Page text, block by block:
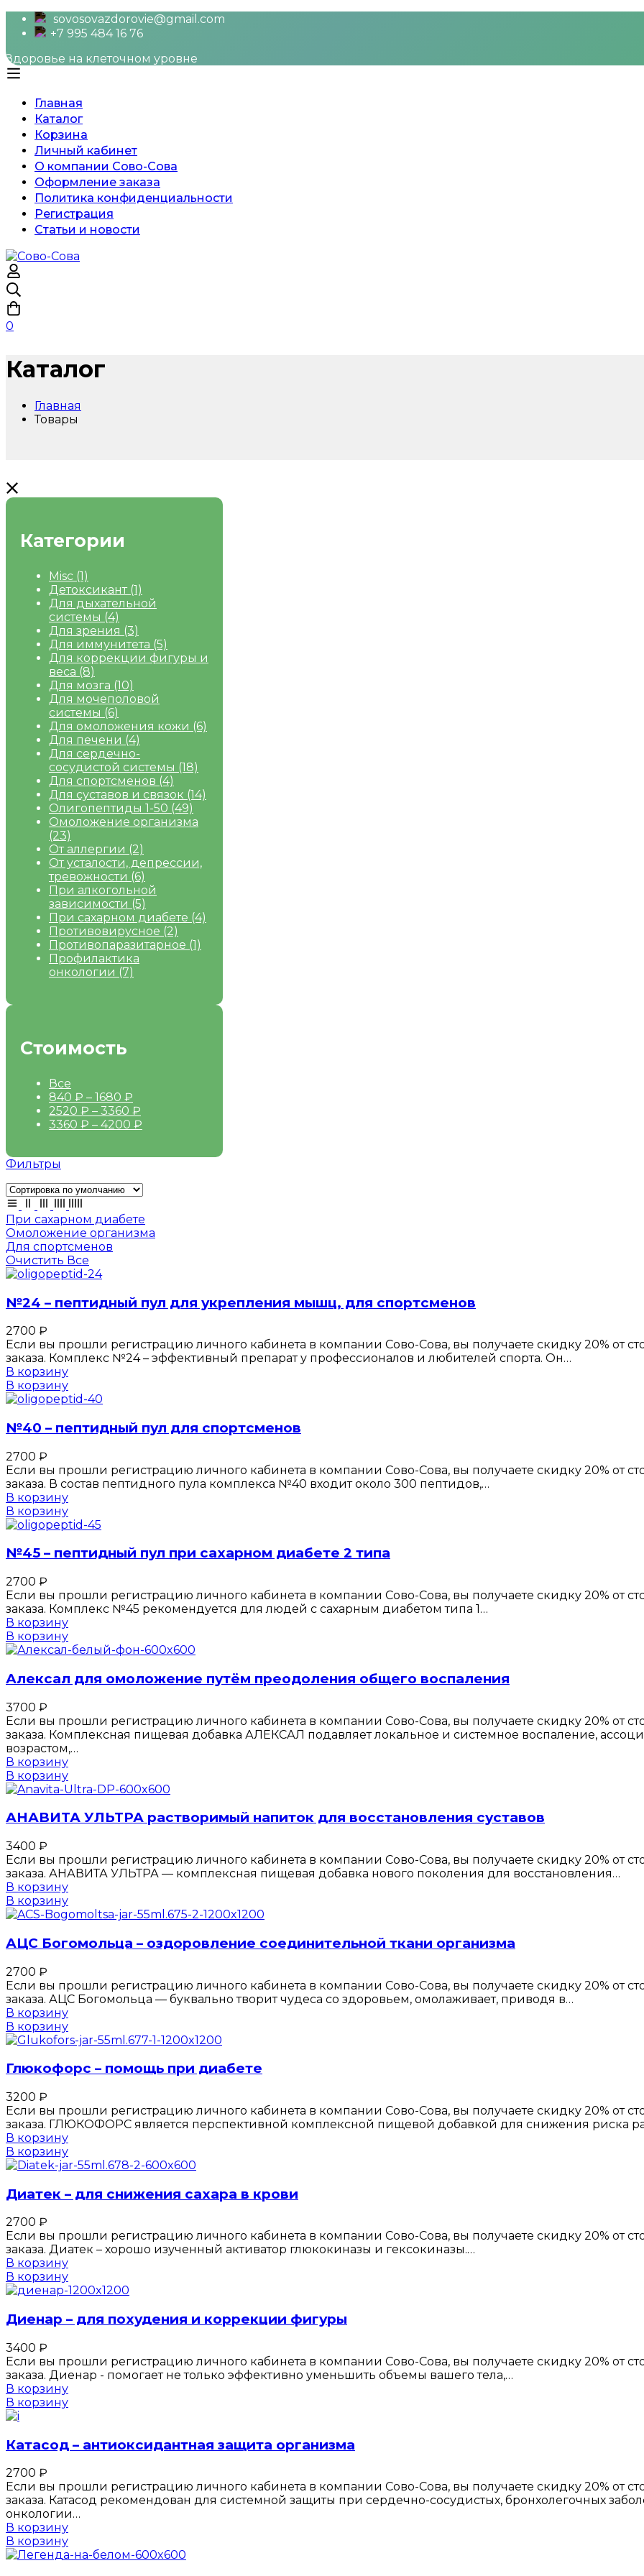
sovosovazdorovie@gmail.com
+7 995 484 16 76
Здоровье на клеточном уровне
Главная
Каталог
Корзина
Личный кабинет
О компании Сово-Сова
Оформление заказа
Политика конфиденциальности
Регистрация
Статьи и новости
0
Каталог
Главная
Товары
Категории
Misc (1)
Детоксикант (1)
Для дыхательной
системы (4)
Для зрения (3)
Для иммунитета (5)
Для коррекции фигуры и
веса (8)
Для мозга (10)
Для мочеполовой
системы (6)
Для омоложения кожи (6)
Для печени (4)
Для сердечно-
сосудистой системы (18)
Для спортсменов (4)
Для суставов и связок (14)
Олигопептиды 1-50 (49)
Омоложение организма
(23)
От аллергии (2)
От усталости, депрессии,
тревожности (6)
При алкогольной
зависимости (5)
При сахарном диабете (4)
Противовирусное (2)
Противопаразитарное (1)
Профилактика
онкологии (7)
Стоимость
Все
840 ₽ – 1680 ₽
2520 ₽ – 3360 ₽
3360 ₽ – 4200 ₽
Фильтры
При сахарном диабете
Омоложение организма
Для спортсменов
Очистить Все
№24 – пептидный пул для укрепления мышц, для спортсменов
2700 ₽
Если вы прошли регистрацию личного кабинета в компании Сово-Сова, вы получаете скидку 20% от
заказа. Комплекс №24 – эффективный препарат у профессионалов и любителей спорта. Он…
В корзину
В корзину
№40 – пептидный пул для спортсменов
2700 ₽
Если вы прошли регистрацию личного кабинета в компании Сово-Сова, вы получаете скидку 20% от
заказа. В состав пептидного пула комплекса №40 входит около 300 пептидов,…
В корзину
В корзину
№45 – пептидный пул при сахарном диабете 2 типа
2700 ₽
Если вы прошли регистрацию личного кабинета в компании Сово-Сова, вы получаете скидку 20% от
заказа. Комплекс №45 рекомендуется для людей с сахарным диабетом типа 1…
В корзину
В корзину
Алексал для омоложение путём преодоления общего воспаления
3700 ₽
Если вы прошли регистрацию личного кабинета в компании Сово-Сова, вы получаете скидку 20% от
заказа. Комплексная пищевая добавка АЛЕКСАЛ подавляет локальное и системное воспаление,
возрастом,…
В корзину
В корзину
АНАВИТА УЛЬТРА растворимый напиток для восстановления суставов
3400 ₽
Если вы прошли регистрацию личного кабинета в компании Сово-Сова, вы получаете скидку 20% от
заказа. АНАВИТА УЛЬТРА — комплексная пищевая добавка нового поколения для восстановления…
В корзину
В корзину
АЦС Богомольца – оздоровление соединительной ткани организма
2700 ₽
Если вы прошли регистрацию личного кабинета в компании Сово-Сова, вы получаете скидку 20% от
заказа. АЦС Богомольца — буквально творит чудеса со здоровьем, омолаживает, приводя в…
В корзину
В корзину
Глюкофорс – помощь при диабете
3200 ₽
Если вы прошли регистрацию личного кабинета в компании Сово-Сова, вы получаете скидку 20% от
заказа. ГЛЮКОФОРС является перспективной комплексной пищевой добавкой для снижения риска
В корзину
В корзину
Диатек – для снижения сахара в крови
2700 ₽
Если вы прошли регистрацию личного кабинета в компании Сово-Сова, вы получаете скидку 20% от
заказа. Диатек – хорошо изученный активатор глюкокиназы и гексокиназы.…
В корзину
В корзину
Диенар – для похудения и коррекции фигуры
3400 ₽
Если вы прошли регистрацию личного кабинета в компании Сово-Сова, вы получаете скидку 20% от
заказа. Диенар - помогает не только эффективно уменьшить объемы вашего тела,…
В корзину
В корзину
Катасод – антиоксидантная защита организма
2700 ₽
Если вы прошли регистрацию личного кабинета в компании Сово-Сова, вы получаете скидку 20% от
заказа. Катасод рекомендован для системной защиты при сердечно-сосудистых, бронхолегочных
онкологии…
В корзину
В корзину